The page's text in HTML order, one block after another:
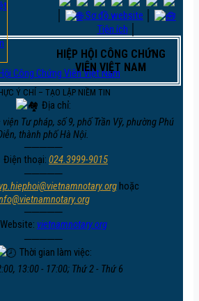
Ý CHÍ – TẠO LẬP NIỀM TIN
Sơ đồ website
Tiện ích
HIỆP HỘI CÔNG CHỨNG
VIÊN VIỆT NAM
Địa chỉ:
Tư pháp, số 9, phố Trần Vỹ, phường Phú
thành phố Hà Nội.
─────
Điện thoại:024.3999-9015
─────
vp.hiephoi@vietnamnotary.orghoặc
─────
Website: vietnamnotary.org
─────
Thời gian làm việc:
13:00 - 17:00; Thứ 2 - Thứ 6